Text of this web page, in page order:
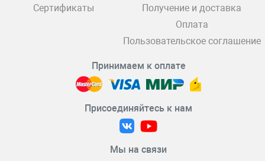
Сертификаты
Получение и доставка
Оплата
Пользовательское соглашение
Принимаем к оплате
Присоединяйтесь к нам
Мы на связи